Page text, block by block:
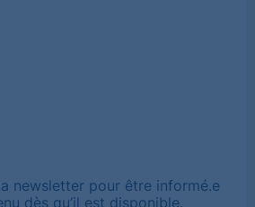
newsletter pour être informé.e
dès qu’il est disponible.